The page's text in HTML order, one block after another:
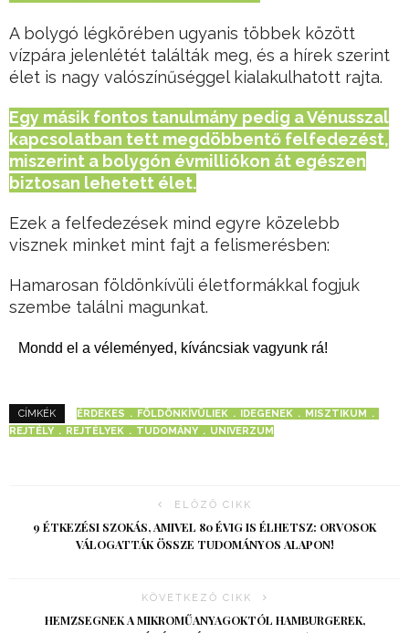
A bolygó légkörében ugyanis többek között
vízpára jelenlétét találták meg, és a hírek szerint
élet is nagy valószínűséggel kialakulhatott rajta.
Egy másik fontos tanulmány pedig a Vénusszal
kapcsolatban tett megdöbbentő felfedezést,
miszerint a bolygón évmilliókon át egészen
biztosan lehetett élet.
Ezek a felfedezések mind egyre közelebb
visznek minket mint fajt a felismerésben:
Hamarosan földönkívüli életformákkal fogjuk
szembe találni magunkat.
Mondd el a véleményed, kíváncsiak vagyunk rá!
CÍMKÉK ÉRDEKES FÖLDÖNKÍVÜLIEK IDEGENEK
MISZTIKUM
REJTÉLY
REJTÉLYEK TUDOMÁNY UNIVERZUM
ELŐZŐ CIKK
9 ÉTKEZÉSI SZOKÁS, AMIVEL 80 ÉVIG IS ÉLHETSZ: ORVOSOK
VÁLOGATTÁK ÖSSZE TUDOMÁNYOS ALAPON!
KÖVETKEZŐ CIKK
HEMZSEGNEK A MIKROMŰANYAGOKTÓL HAMBURGEREK,